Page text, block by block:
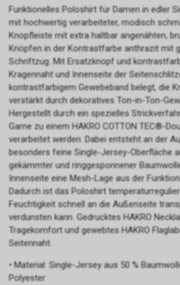
Funktionelles Poloshirt für Damen in edler
mit hochwertig verarbeiteter, modisch
Knopfleiste mit extra haltbar angenähten,
Knöpfen in der Kontrastfarbe anthrazit mit
Schriftzug. Mit Ersatzknopf und
Kragennaht und Innenseite der
kontrastfarbigem Gewebeband belegt, die
verstärkt durch dekoratives Ton-in-Ton-
Hergestellt durch ein spezielles
Garne zu einem HAKRO COTTON TEC®-
verarbeitet werden. Dabei entsteht an der
besonders feine Single-Jersey-Oberfläche
gekämmter und ringgesponnener
Innenseite eine Mesh-Lage aus der
Dadurch ist das Poloshirt
Feuchtigkeit schnell an die Außenseite
verdunsten kann. Gedrucktes HAKRO
Tragekomfort und gewebtes HAKRO
Seitennaht.
• Material: Single-Jersey aus 50 %
Polyester